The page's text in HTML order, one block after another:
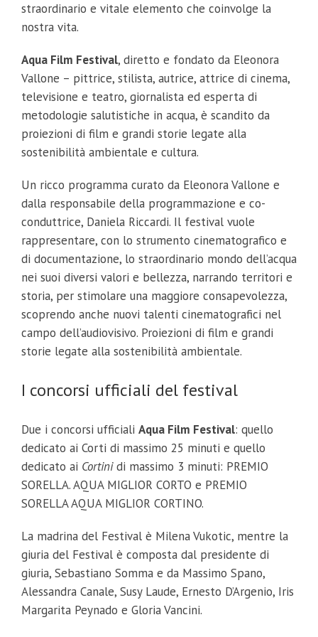
straordinario e vitale elemento che coinvolge la
nostra vita.
Aqua Film Festival, diretto e fondato da Eleonora
Vallone – pittrice, stilista, autrice, attrice di cinema,
televisione e teatro, giornalista ed esperta di
metodologie salutistiche in acqua, è scandito da
proiezioni di film e grandi storie legate alla
sostenibilità ambientale e cultura.
Un ricco programma curato da Eleonora Vallone e
dalla responsabile della programmazione e co-
conduttrice, Daniela Riccardi. Il festival vuole
rappresentare, con lo strumento cinematografico e
di documentazione, lo straordinario mondo dell’acqua
nei suoi diversi valori e bellezza, narrando territori e
storia, per stimolare una maggiore consapevolezza,
scoprendo anche nuovi talenti cinematografici nel
campo dell’audiovisivo. Proiezioni di film e grandi
storie legate alla sostenibilità ambientale.
I concorsi ufficiali del festival
Due i concorsi ufficiali Aqua Film Festival: quello
dedicato ai Corti di massimo 25 minuti e quello
dedicato ai Cortinidi massimo 3 minuti: PREMIO
SORELLA. AQUA MIGLIOR CORTO e PREMIO
SORELLA AQUA MIGLIOR CORTINO.
La madrina del Festival è Milena Vukotic, mentre la
giuria del Festival è composta dal presidente di
giuria, Sebastiano Somma e da Massimo Spano,
Alessandra Canale, Susy Laude, Ernesto D’Argenio, Iris
Margarita Peynado e Gloria Vancini.